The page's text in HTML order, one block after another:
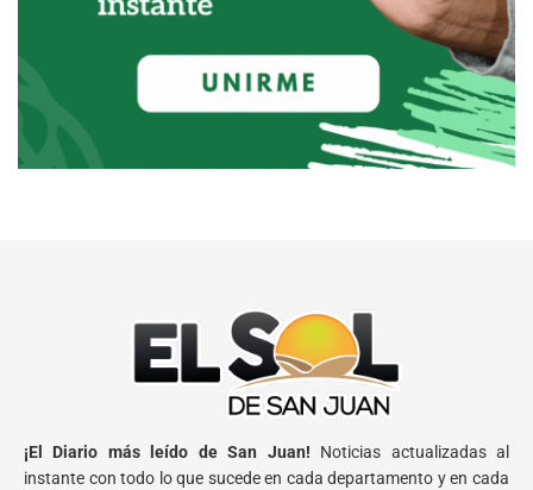
¡El Diario más leído de San Juan! Noticias actualizadas al
instante con todo lo que sucede en cada departamento y en cada